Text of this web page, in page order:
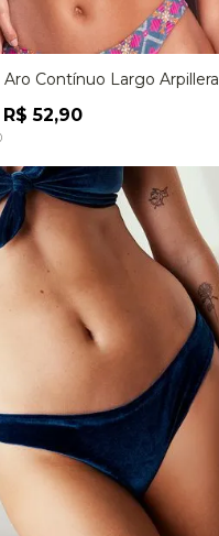
G
M
ADICIONAR À SACOLA
Aro Contínuo Largo Arpillera
R$ 52,90